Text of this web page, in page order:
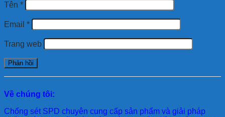
Tên *
Email *
Trang web
Về chúng tôi:
Chống sét SPD chuyên cung cấp sản phẩm và giải pháp